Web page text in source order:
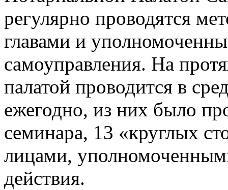
регулярно проводятся
главами и
самоуправления. На
палатой проводится в
ежегодно, из них было
семинара, 13 «круглых
лицами,
действия.